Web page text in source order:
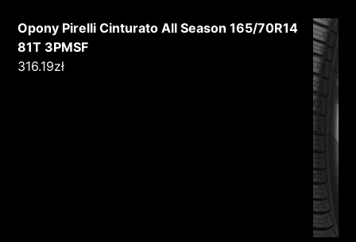
Opony Pirelli Cinturato All Season 165/70R14
81T 3PMSF
316.19zł